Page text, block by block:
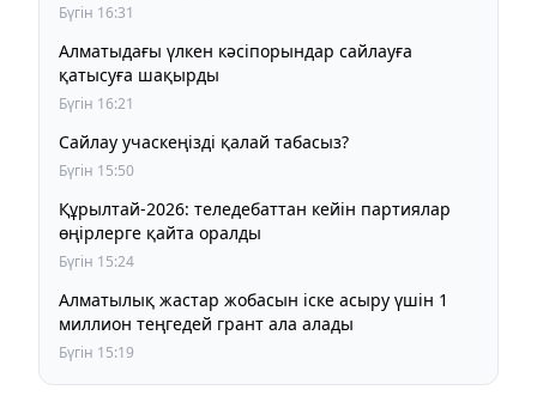
Бүгін 16:31
Алматыдағы үлкен кәсіпорындар сайлауға
қатысуға шақырды
Бүгін 16:21
Сайлау учаскеңізді қалай табасыз?
Бүгін 15:50
Құрылтай-2026: теледебаттан кейін партиялар
өңірлерге қайта оралды
Бүгін 15:24
Алматылық жастар жобасын іске асыру үшін 1
миллион теңгедей грант ала алады
Бүгін 15:19